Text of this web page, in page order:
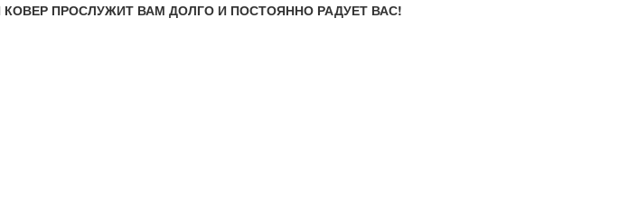
ПРОСЛУЖИТ ВАМ ДОЛГО И ПОСТОЯННО РАДУЕТ ВАС!